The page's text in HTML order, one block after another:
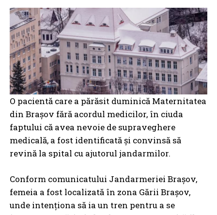
O pacientă care a părăsit duminică Maternitatea
din Brașov fără acordul medicilor, în ciuda
faptului că avea nevoie de supraveghere
medicală, a fost identificată și convinsă să
revină la spital cu ajutorul jandarmilor.
Conform comunicatului Jandarmeriei Brașov,
femeia a fost localizată în zona Gării Brașov,
unde intenționa să ia un tren pentru a se